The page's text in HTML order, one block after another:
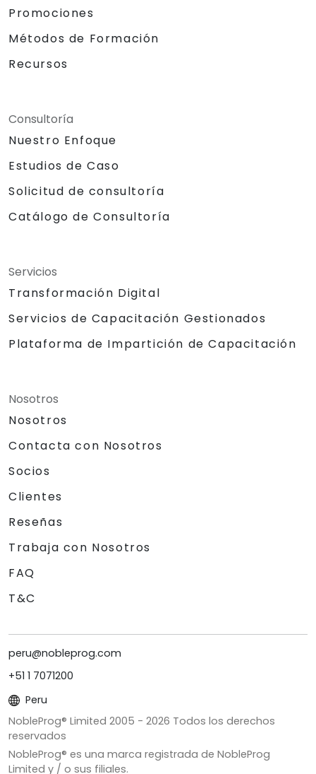
Promociones
Métodos de Formación
Recursos
Consultoría
Nuestro Enfoque
Estudios de Caso
Solicitud de consultoría
Catálogo de Consultoría
Servicios
Transformación Digital
Servicios de Capacitación Gestionados
Plataforma de Impartición de Capacitación
Nosotros
Nosotros
Contacta con Nosotros
Socios
Clientes
Reseñas
Trabaja con Nosotros
FAQ
T&C
peru@nobleprog.com
+51 1 7071200
Peru
NobleProg® Limited 2005 - 2026 Todos los derechos
reservados
NobleProg® es una marca registrada de NobleProg
Limited y / o sus filiales.